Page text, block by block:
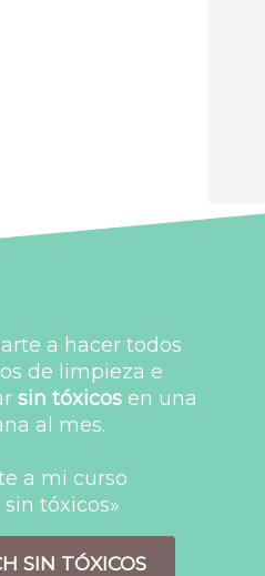
a hacer todos
de limpieza e
sin tóxicosen una
al mes.
a mi curso
sin tóxicos»
SIN TÓXICOS